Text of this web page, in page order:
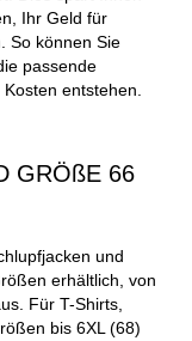
Ihr Geld für
So können Sie
passende
entstehen.
GRÖßE 66
und
erhältlich, von
Für T-Shirts,
bis 6XL (68)